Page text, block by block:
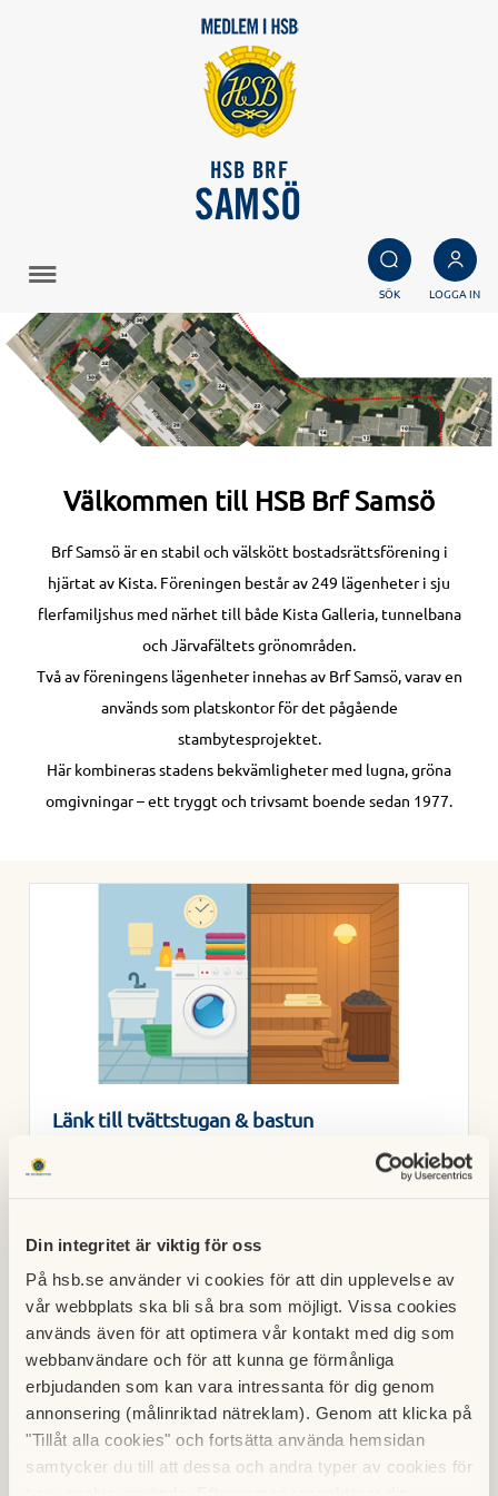
Din integritet är viktig för oss
På hsb.se använder vi cookies för att din upplevelse av
vår webbplats ska bli så bra som möjligt. Vissa cookies
används även för att optimera vår kontakt med dig som
webbanvändare och för att kunna ge förmånliga
erbjudanden som kan vara intressanta för dig genom
annonsering (målinriktad nätreklam). Genom att klicka på
"Tillåt alla cookies" och fortsätta använda hemsidan
samtycker du till att dessa och andra typer av cookies för
HSB BRF
SAMSÖ
SÖK LOGGA IN
Välkommen till HSB Brf Samsö
Brf Samsö är en stabil och välskött bostadsrättsförening i
hjärtat av Kista. Föreningen består av 249 lägenheter i sju
flerfamiljshus med närhet till både Kista Galleria, tunnelbana
och Järvafältets grönområden.
Två av föreningens lägenheter innehas av Brf Samsö, varav en
används som platskontor för det pågående
stambytesprojektet.
Här kombineras stadens bekvämligheter med lugna, gröna
omgivningar – ett tryggt och trivsamt boende sedan 1977.
Länk till tvättstugan & bastun
Länken för att boka Tvättstuga och Bastu har bytt